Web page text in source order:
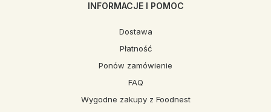
INFORMACJE I POMOC
Dostawa
Płatność
Ponów zamówienie
FAQ
Wygodne zakupy z Foodnest